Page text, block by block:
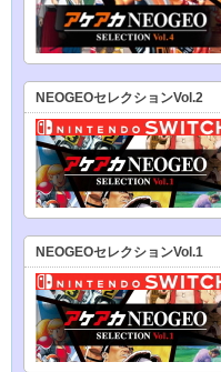
NEOGEOセレクションVol.2
NEOGEOセレクションVol.1